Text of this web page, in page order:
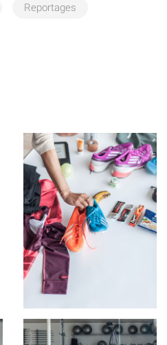
Reportages